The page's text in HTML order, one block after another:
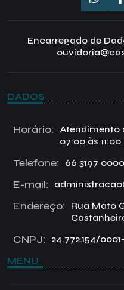
Encarregado de
DADOS
Horário:
Atendimento
07:00 às
Telefone: 66 3197 0000
E-mail:
Endereço:
Rua Mato
CNPJ: 24.772.154/
MENU